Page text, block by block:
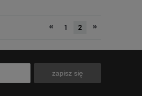
« 1 2 »
zapisz się